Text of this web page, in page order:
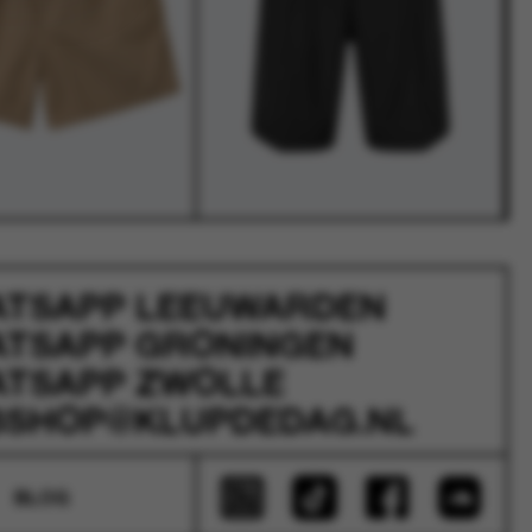
LEEUWARDEN
GRONINGEN
ZWOLLE